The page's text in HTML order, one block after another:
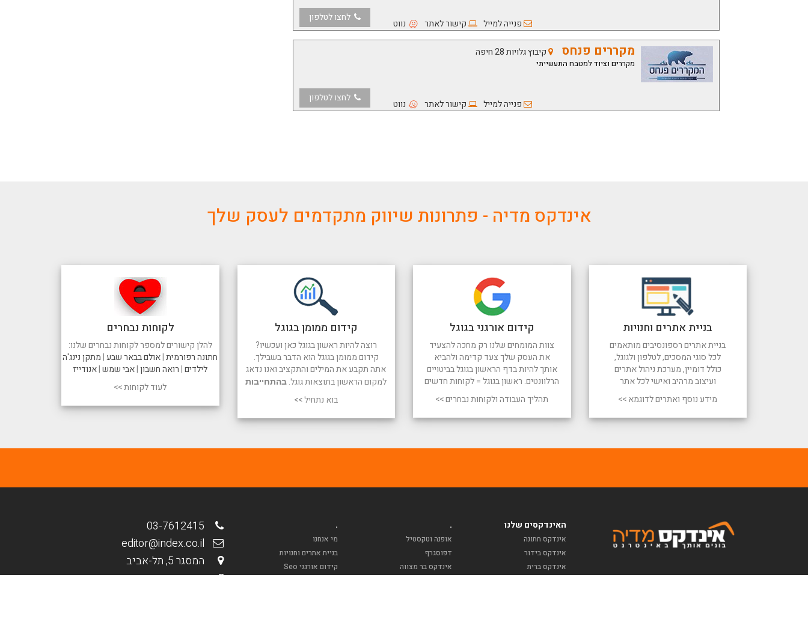
פנייה למייל קישור לאתר נווט
לחצו לטלפון
מקררים פנחס קיבוץ גלויות 28 חיפה
מקררים וציוד למטבח התעשייתי
פנייה למייל קישור לאתר נווט
לחצו לטלפון
אינדקס מדיה - פתרונות שיווק מתקדמים לעסק שלך
לקוחות נבחרים
להלן קישורים למספר לקוחות נבחרים שלנו:
חתונה רפורמית|אולם בבאר שבע|מתקן נינג'ה
לילדים|רואה חשבון|אבי שמש|אנודייז
לעוד לקוחות >>
קידום ממומן בגוגל
רוצה להיות ראשון בגוגל כאן ועכשיו?
קידום ממומן בגוגל הוא הדבר בשבילך.
אתה תקבע את המילים והתקציב ואנו נדאג
למקום הראשון בתוצאות גוגל. בהתחייבות
בוא נתחיל >>
קידום אורגני בגוגל
צוות המומחים שלנו רק מחכה להצעיד
את העסק שלך צעד קדימה ולהביא
אותך להיות בדף הראשון בגוגל בביטויים
הרלוונטים. ראשון בגוגל = לקוחות חדשים
תהליך העבודה ולקוחות נבחרים >>
בניית אתרים וחנויות
בניית אתרים רספונסיבים מותאמים
לכל סוגי המסכים, לטלפון ולגוגל,
כולל דומיין, מערכת ניהול אתרים
ועיצוב מרהיב ואישי לכל אתר
מידע נוסף ואתרים לדוגמא >>
המסגר 5, תל-אביב
.
.
מי אנחנו
בניית אתרים וחנויות
קידום אורגני Seo
.
אופנה וטקסטיל
דפוסגרף
אינדקס בר מצווה
האינדקסים שלנו
אינדקס חתונה
אינדקס בידור
אינדקס ברית